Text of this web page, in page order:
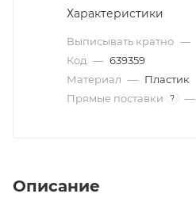
Характеристики
Выписывать кратно —
Код — 639359
Материал — Пластик
Прямые поставки
? —
Описание